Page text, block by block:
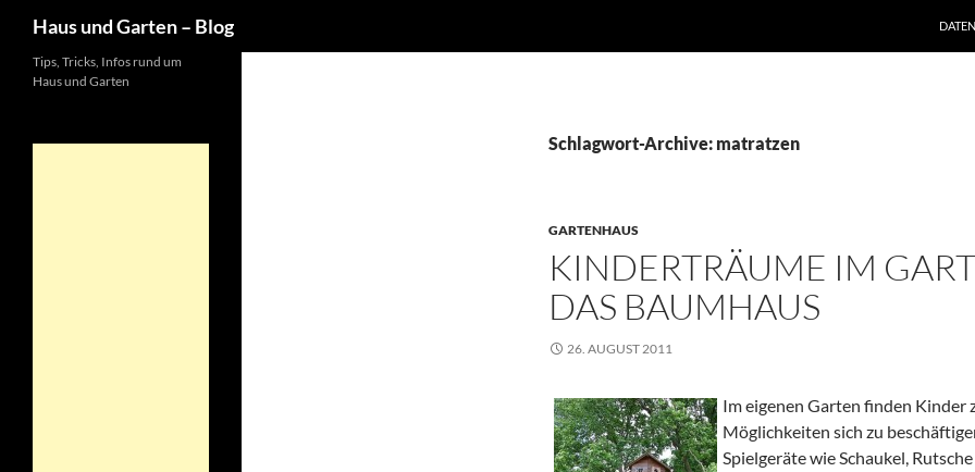
Haus und Garten – Blog
Schlagwort-Archive: matratzen
GARTENHAUS
KINDERTRÄUME IM
DAS BAUMHAUS
26. AUGUST 2011
Im eigenen Garten finden Kinder
Möglichkeiten sich zu
Spielgeräte wie Schaukel,
Tips, Tricks, Infos rund um
Haus und Garten